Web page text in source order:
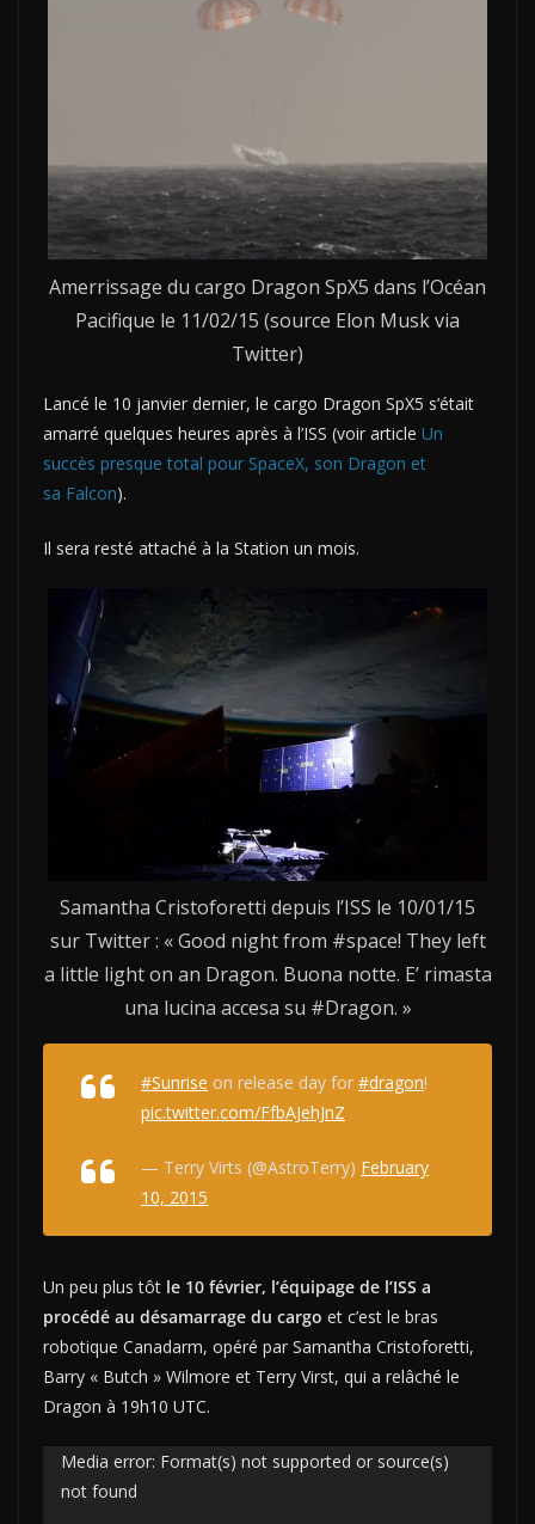
Amerrissage du cargo Dragon SpX5 dans l’Océan
Pacifique le 11/02/15 (source Elon Musk via
Twitter)
Lancé le 10 janvier dernier, le cargo Dragon SpX5 s’était
amarré quelques heures après à l’ISS (voir article Un
succès presque total pour SpaceX, son Dragon et
sa Falcon).
Il sera resté attaché à la Station un mois.
Samantha Cristoforetti depuis l’ISS le 10/01/15
sur Twitter : « Good night from #space! They left
a little light on an Dragon. Buona notte. E’ rimasta
una lucina accesa su #Dragon. »
#Sunrise on release day for #dragon!
pic.twitter.com/FfbAJehJnZ
— Terry Virts (@AstroTerry) February
10, 2015
Un peu plus tôt le 10 février, l’équipage de l’ISS a
procédé au désamarrage du cargo et c’est le bras
robotique Canadarm, opéré par Samantha Cristoforetti,
Barry « Butch » Wilmore et Terry Virst, qui a relâché le
Dragon à 19h10 UTC.
Lecteur
vidéo
Media error: Format(s) not supported or source(s)
not found